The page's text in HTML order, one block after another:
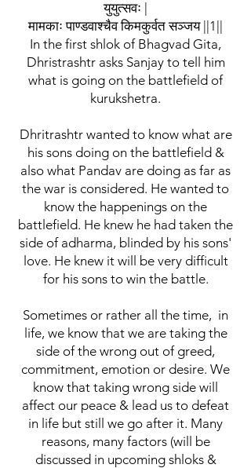
युयुत्सवः |
मामकाः पाण्डवाश्चैव किमकुर्वत सञ्जय ||1||
In the first shlok of Bhagvad Gita,
Dhristrashtr asks Sanjay to tell him
what is going on the battlefield of
kurukshetra.
Dhritrashtr wanted to know what are
his sons doing on the battlefield &
also what Pandav are doing as far as
the war is considered. He wanted to
know the happenings on the
battlefield. He knew he had taken the
side of adharma, blinded by his sons'
love. He knew it will be very difficult
for his sons to win the battle.
Sometimes or rather all the time, in
life, we know that we are taking the
side of the wrong out of greed,
commitment, emotion or desire. We
know that taking wrong side will
affect our peace & lead us to defeat
in life but still we go after it. Many
reasons, many factors (will be
discussed in upcoming shloks &